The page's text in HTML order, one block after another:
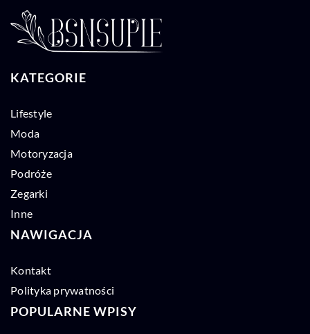
KATEGORIE
Lifestyle
Moda
Motoryzacja
Podróże
Zegarki
Inne
NAWIGACJA
Kontakt
Polityka prywatności
POPULARNE WPISY